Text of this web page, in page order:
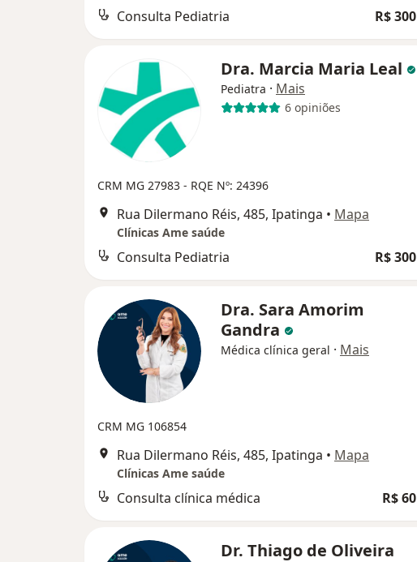
Consulta Pediatria R$ 300
Dra. Marcia Maria Leal
Pediatra · Mais
6 opiniões
CRM MG 27983 - RQE Nº: 24396
Rua Dilermano Réis, 485, Ipatinga • Mapa
Clínicas Ame saúde
Consulta Pediatria R$ 300
Dra. Sara Amorim
Gandra
Médica clínica geral · Mais
CRM MG 106854
Rua Dilermano Réis, 485, Ipatinga • Mapa
Clínicas Ame saúde
Consulta clínica médica R$ 60
Dr. Thiago de Oliveira